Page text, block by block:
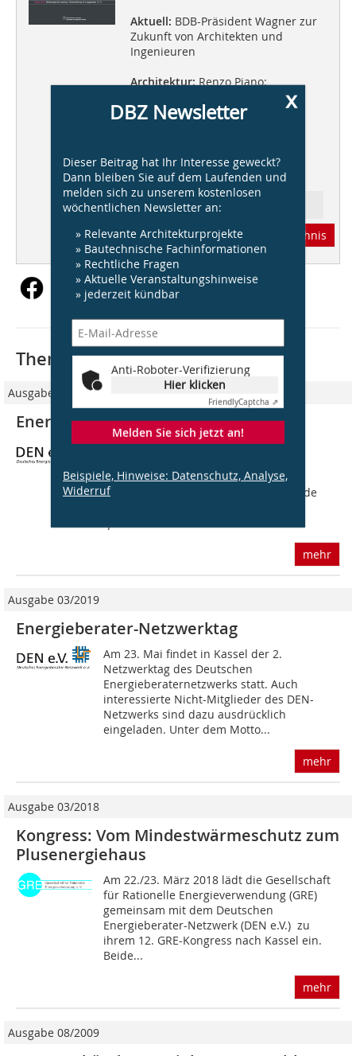
Aktuell: BDB-Präsident Wagner zur
Zukunft von Architekten und
Ingenieuren
Architektur:Renzo Piano:
Weltgrößtes Museum mit LEED-
Platin-Zertifikat
machbar: Solarsiedlung im
Langzeittest
Ressort: Baupraxis Büro
Abonnement Inhaltsverzeichnis
x
DBZ Newsletter
Dieser Beitrag hat Ihr Interesse geweckt?
Dann bleiben Sie auf dem Laufenden und
melden sich zu unserem kostenlosen
wöchentlichen Newsletter an:
» Relevante Architekturprojekte
» Bautechnische Fachinformationen
» Rechtliche Fragen
» Aktuelle Veranstaltungshinweise
» jederzeit kündbar
Anti-Roboter-Verifizierung
Hier klicken
FriendlyCaptcha ⇗
Melden Sie sich jetzt an!
Beispiele, Hinweise: Datenschutz, Analyse,
Widerruf
Thematisch passende Artikel:
Ausgabe 8/9/2017
Energieberaterausbildung gefordert
Bei den Beratungen zu ener­getischen
Energieberater-Netzwerk DEN e.V.
Verbesserungsbedarf. Die Unterschiede
mehr
Ausgabe 03/2019
Energieberater-Netzwerktag
Am 23. Mai findet in Kassel der 2.
Netzwerktag des Deutschen
Energieberaternetzwerks statt. Auch
interessierte Nicht-Mitglieder des DEN-
Netzwerks sind dazu ausdrücklich
eingeladen. Unter dem Motto...
mehr
Ausgabe 03/2018
Kongress: Vom Mindestwärmeschutz zum
Plusenergiehaus
Am 22./23. März 2018 lädt die Gesellschaft
für Rationelle Energieverwendung (GRE)
gemeinsam mit dem Deutschen
Energieberater-Netzwerk (DEN e.V.) zu
ihrem 12. GRE-Kongress nach Kassel ein.
Beide...
mehr
Ausgabe 08/2009